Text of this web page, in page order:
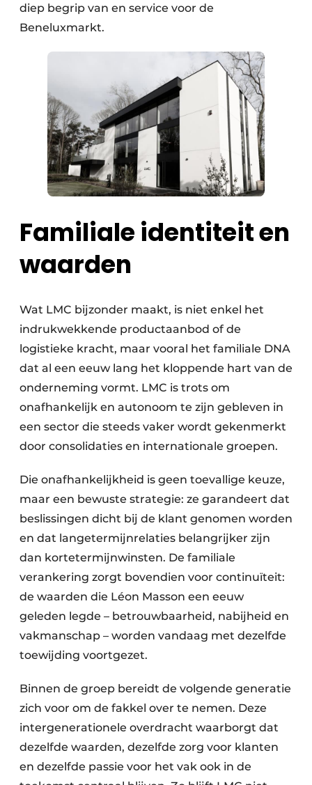
diep begrip van en service voor de
Beneluxmarkt.
Familiale identiteit en
waarden
Wat LMC bijzonder maakt, is niet enkel het
indrukwekkende productaanbod of de
logistieke kracht, maar vooral het familiale DNA
dat al een eeuw lang het kloppende hart van de
onderneming vormt. LMC is trots om
onafhankelijk en autonoom te zijn gebleven in
een sector die steeds vaker wordt gekenmerkt
door consolidaties en internationale groepen.
Die onafhankelijkheid is geen toevallige keuze,
maar een bewuste strategie: ze garandeert dat
beslissingen dicht bij de klant genomen worden
en dat langetermijnrelaties belangrijker zijn
dan kortetermijnwinsten. De familiale
verankering zorgt bovendien voor continuïteit:
de waarden die Léon Masson een eeuw
geleden legde – betrouwbaarheid, nabijheid en
vakmanschap – worden vandaag met dezelfde
toewijding voortgezet.
Binnen de groep bereidt de volgende generatie
zich voor om de fakkel over te nemen. Deze
intergenerationele overdracht waarborgt dat
dezelfde waarden, dezelfde zorg voor klanten
en dezelfde passie voor het vak ook in de